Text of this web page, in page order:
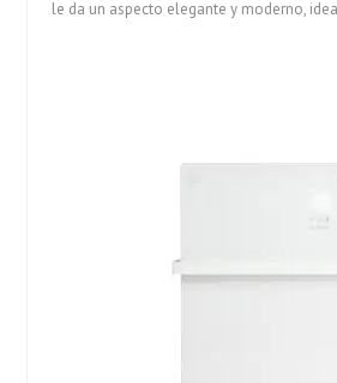
le da un aspecto elegante y moderno,